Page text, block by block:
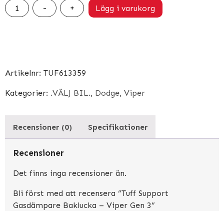
-
Tuff
Support
3
+ Lägg i varukorg
Artikelnr: TUF613359
Kategorier: .VÄLJ BIL., Dodge, Viper
Recensioner (0) Specifikationer
Recensioner
Det finns inga recensioner än.
Bli först med att recensera ”Tuff Support
Gasdämpare Baklucka – Viper Gen 3”